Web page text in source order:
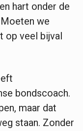
hart onder de
we
op veel bijval
bondscoach.
maar dat
staan. Zonder